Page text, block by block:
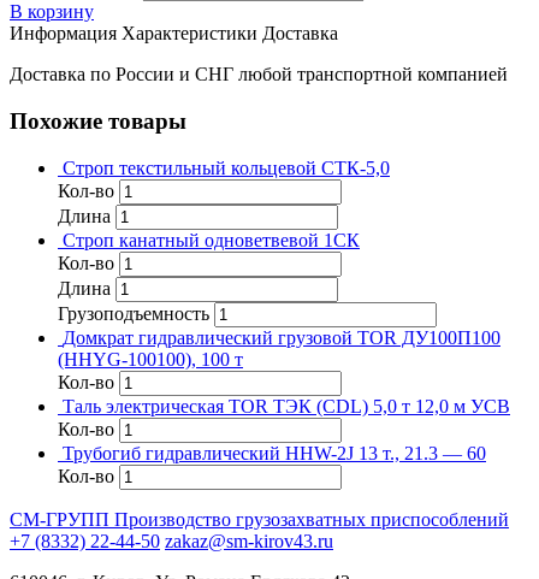
В корзину
Информация Характеристики Доставка
Доставка по России и СНГ любой транспортной компанией
Похожие товары
Строп текстильный кольцевой СТК-5,0
Кол-во
Длина
Строп канатный одноветвевой 1СК
Кол-во
Длина
Грузоподъемность
Домкрат гидравлический грузовой TOR ДУ100П100
(HHYG-100100), 100 т
Кол-во
Таль электрическая TOR ТЭК (CDL) 5,0 т 12,0 м УСВ
Кол-во
Трубогиб гидравлический HHW-2J 13 т., 21.3 — 60
Кол-во
СМ-ГРУПП Производство грузозахватных приспособлений
+7 (8332) 22-44-50 zakaz@sm-kirov43.ru